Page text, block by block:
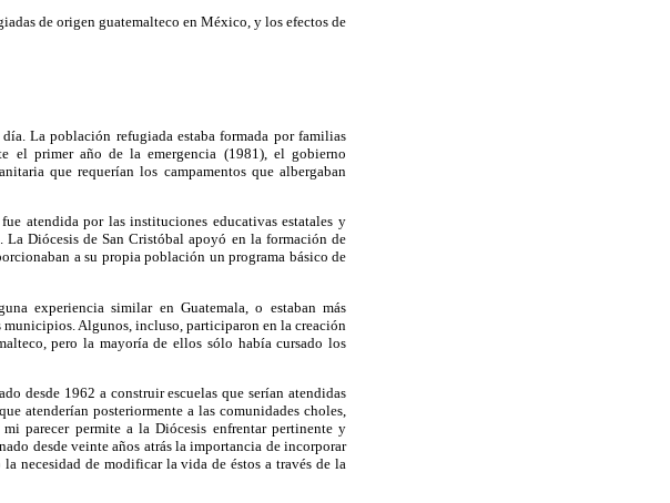
de origen guatemalteco en México, y los efectos de
La población refugiada estaba formada por familias
el primer año de la emergencia (1981), el gobierno
que requerían los campamentos que albergaban
atendida por las instituciones educativas estatales y
Diócesis de San Cristóbal apoyó en la formación de
a su propia población un programa básico de
experiencia similar en Guatemala, o estaban más
Algunos, incluso, participaron en la creación
pero la mayoría de ellos sólo había cursado los
desde 1962 a construir escuelas que serían atendidas
atenderían posteriormente a las comunidades choles,
parecer permite a la Diócesis enfrentar pertinente y
desde veinte años atrás la importancia de incorporar
necesidad de modificar la vida de éstos a través de la